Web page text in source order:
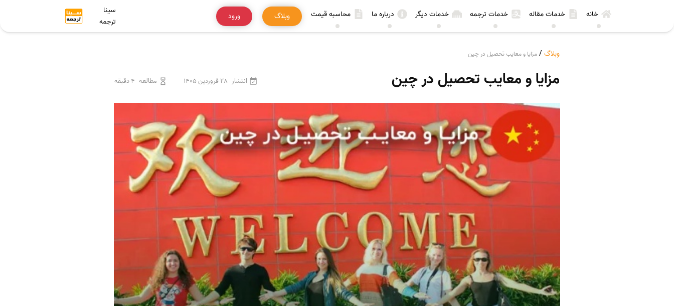
خانه خدمات مقاله خدمات ترجمه خدمات دیگر درباره ما محاسبه قیمت وبلاگ ورود
سینا
ترجمه
وبلاگ / مزایا و معایب تحصیل در چین
مزایا و معایب تحصیل در چین انتشار 28 فروردین 1405 مطالعه 4 دقیقه